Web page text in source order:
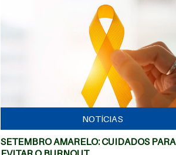
MAIS
NOTÍCIAS
SETEMBRO AMARELO: CUIDADOS PARA